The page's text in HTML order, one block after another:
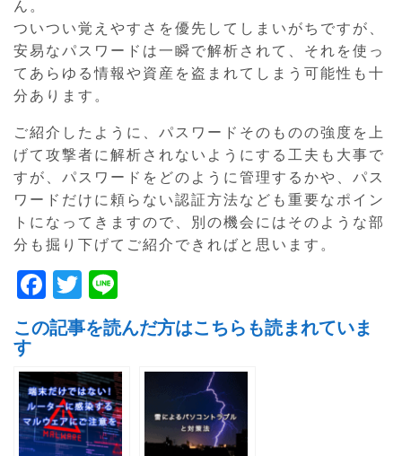
ん。
ついつい覚えやすさを優先してしまいがちですが、
安易なパスワードは一瞬で解析されて、それを使っ
てあらゆる情報や資産を盗まれてしまう可能性も十
分あります。
ご紹介したように、パスワードそのものの強度を上
げて攻撃者に解析されないようにする工夫も大事で
すが、パスワードをどのように管理するかや、パス
ワードだけに頼らない認証方法なども重要なポイン
トになってきますので、別の機会にはそのような部
分も掘り下げてご紹介できればと思います。
F
a
c
e
b
o
T
w
itt
er
n
e
この記事を読んだ方はこちらも読まれていま
す